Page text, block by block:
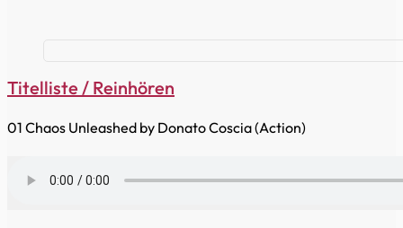
Titelliste / Reinhören
01 Chaos Unleashed by Donato Coscia (Action)